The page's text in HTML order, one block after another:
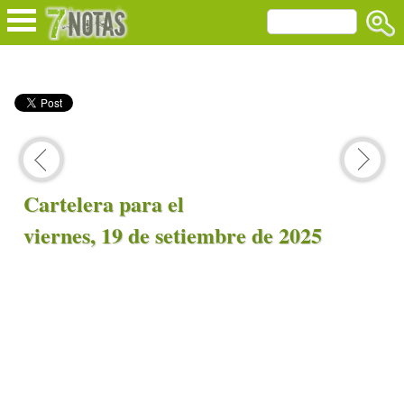
Cartelera para el
viernes, 19 de setiembre de 2025